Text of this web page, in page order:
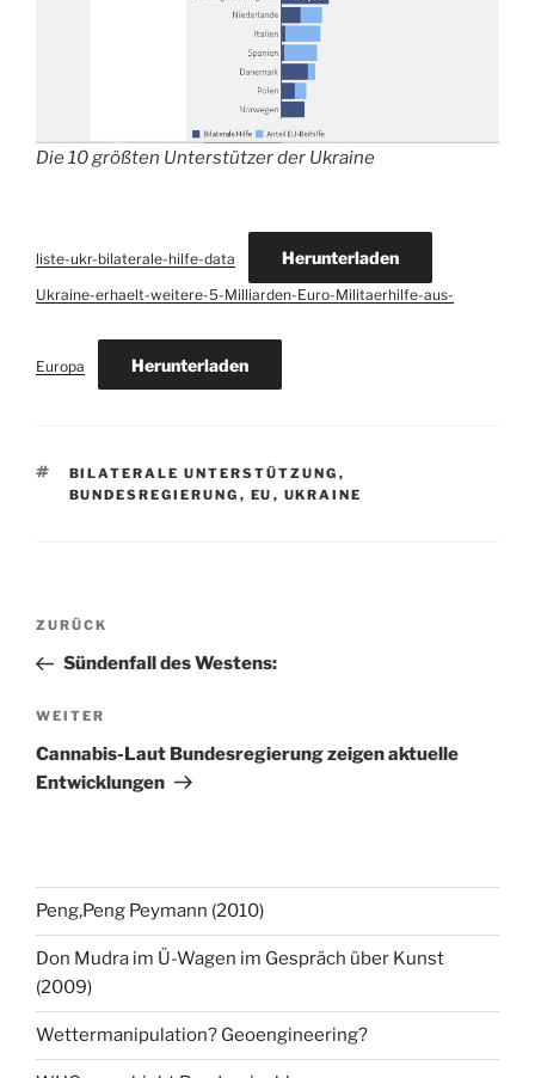
Die 10 größten Unterstützer der Ukraine
liste-ukr-bilaterale-hilfe-data Herunterladen
Ukraine-erhaelt-weitere-5-Milliarden-Euro-Militaerhilfe-aus-
Europa Herunterladen
SCHLAGWÖRTER
BILATERALE UNTERSTÜTZUNG ,
BUNDESREGIERUNG , EU , UKRAINE
Beitragsnavigation
Vorheriger
Beitrag
ZURÜCK
Sündenfall des Westens:
Nächster
Beitrag
WEITER
Cannabis-Laut Bundesregierung zeigen aktuelle
Entwicklungen
Peng,Peng Peymann (2010)
Don Mudra im Ü-Wagen im Gespräch über Kunst
(2009)
Wettermanipulation? Geoengineering?